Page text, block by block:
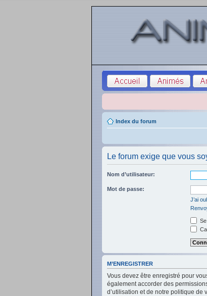
Index du forum
Le forum exige que vous
Nom d’utilisateur:
Mot de passe:
J’ai
M’ENREGISTRER
Vous devez être enregistré pour
également accorder des
d’utilisation et de notre politique de